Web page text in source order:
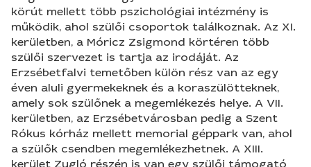
körút mellett több pszichológiai intézmény is
működik, ahol szülői csoportok találkoznak. Az XI.
kerületben, a Móricz Zsigmond körtéren több
szülői szervezet is tartja az irodáját. Az
Erzsébetfalvi temetőben külön rész van az egy
éven aluli gyermekeknek és a koraszülötteknek,
amely sok szülőnek a megemlékezés helye. A VII.
kerületben, az Erzsébetvárosban pedig a Szent
Rókus kórház mellett memorial géppark van, ahol
a szülők csendben megemlékezhetnek. A XIII.
kerület Zugló részén is van egy szülői támogató